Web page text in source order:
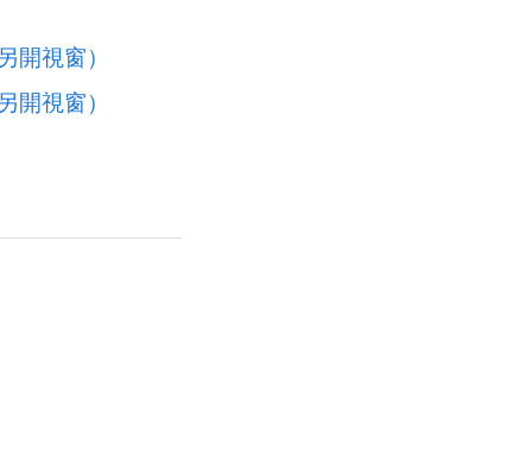
開視窗）
開視窗）